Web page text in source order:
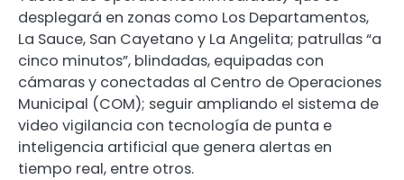
desplegará en zonas como Los Departamentos,
La Sauce, San Cayetano y La Angelita; patrullas “a
cinco minutos”, blindadas, equipadas con
cámaras y conectadas al Centro de Operaciones
Municipal (COM); seguir ampliando el sistema de
video vigilancia con tecnología de punta e
inteligencia artificial que genera alertas en
tiempo real, entre otros.